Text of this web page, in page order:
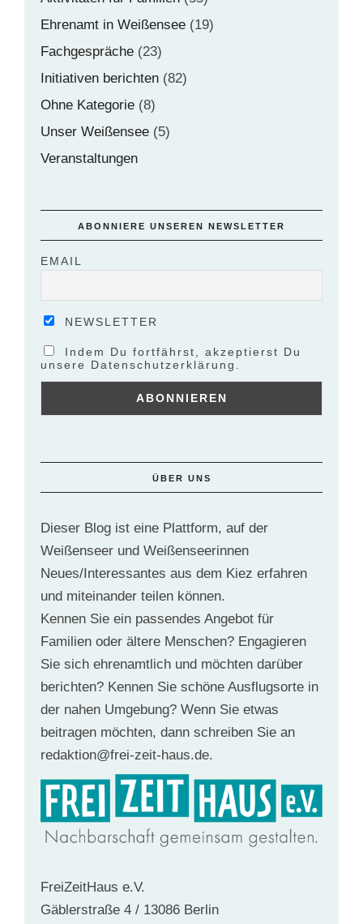
Ehrenamt in Weißensee (19)
Fachgespräche (23)
Initiativen berichten (82)
Ohne Kategorie (8)
Unser Weißensee (5)
Veranstaltungen
ABONNIERE UNSEREN NEWSLETTER
EMAIL
NEWSLETTER
Indem Du fortfährst, akzeptierst Du
unsere Datenschutzerklärung.
ÜBER UNS
Dieser Blog ist eine Plattform, auf der
Weißenseer und Weißenseerinnen
Neues/Interessantes aus dem Kiez erfahren
und miteinander teilen können.
Kennen Sie ein passendes Angebot für
Familien oder ältere Menschen? Engagieren
Sie sich ehrenamtlich und möchten darüber
berichten? Kennen Sie schöne Ausflugsorte in
der nahen Umgebung? Wenn Sie etwas
beitragen möchten, dann schreiben Sie an
redaktion@frei-zeit-haus.de.
FreiZeitHaus e.V.
Gäblerstraße 4 / 13086 Berlin